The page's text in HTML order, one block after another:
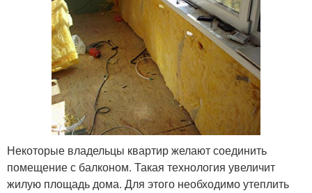
Некоторые владельцы квартир желают соединить
помещение с балконом. Такая технология увеличит
жилую площадь дома. Для этого необходимо утеплить